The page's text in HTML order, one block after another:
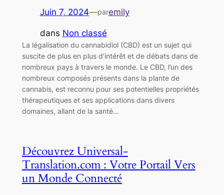
Juin 7, 2024—paremily
dans Non classé
La légalisation du cannabidiol (CBD) est un sujet qui
suscite de plus en plus d’intérêt et de débats dans de
nombreux pays à travers le monde. Le CBD, l’un des
nombreux composés présents dans la plante de
cannabis, est reconnu pour ses potentielles propriétés
thérapeutiques et ses applications dans divers
domaines, allant de la santé…
Découvrez Universal-
Translation.com : Votre Portail Vers
un Monde Connecté